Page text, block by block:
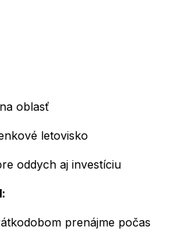
oblasť
letovisko
oddych aj investíciu
prenájme počas